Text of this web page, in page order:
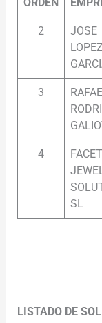
2
JOSE
LOPEZ
3
4
FACET
SL
LISTADO DE